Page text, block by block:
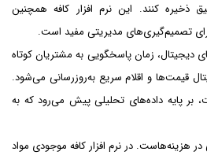
ذخیره کنند. این نرم افزار کافه همچنین
تصمیم‌گیری‌های مدیریتی مفید است.
دیجیتال، زمان پاسخگویی به مشتریان کوتاه
قیمت‌ها و اقلام سریع به‌روزرسانی می‌شود.
بر پایه داده‌های تحلیلی پیش می‌رود که به
هزینه‌هاست. در نرم افزار کافه موجودی مواد